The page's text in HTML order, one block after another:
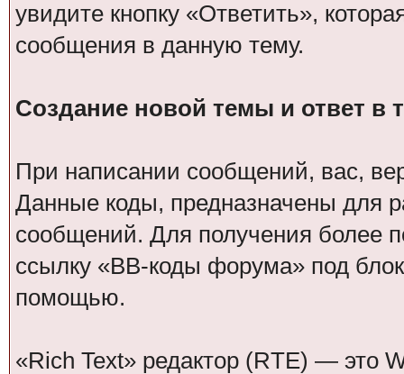
увидите кнопку «Ответить»,
сообщения в данную тему.
Создание новой темы и ответ в
При написании сообщений, вас,
Данные коды, предназначены для
сообщений. Для получения более
ссылку «BB-коды форума» под
помощью.
«Rich Text» редактор (RTE) — это